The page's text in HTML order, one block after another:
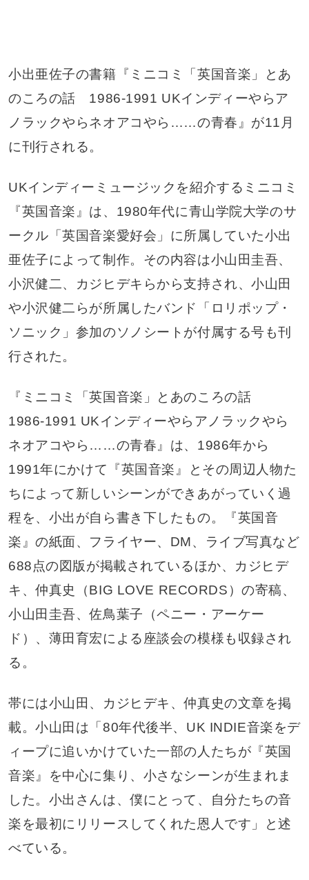
小出亜佐子の書籍『ミニコミ「英国音楽」とあ
のころの話 1986-1991 UKインディーやらア
ノラックやらネオアコやら……の青春』が11月
に刊行される。
UKインディーミュージックを紹介するミニコミ
『英国音楽』は、1980年代に青山学院大学のサ
ークル「英国音楽愛好会」に所属していた小出
亜佐子によって制作。その内容は小山田圭吾、
小沢健二、カジヒデキらから支持され、小山田
や小沢健二らが所属したバンド「ロリポップ・
ソニック」参加のソノシートが付属する号も刊
行された。
『ミニコミ「英国音楽」とあのころの話
1986-1991 UKインディーやらアノラックやら
ネオアコやら……の青春』は、1986年から
1991年にかけて『英国音楽』とその周辺人物た
ちによって新しいシーンができあがっていく過
程を、小出が自ら書き下したもの。『英国音
楽』の紙面、フライヤー、DM、ライブ写真など
688点の図版が掲載されているほか、カジヒデ
キ、仲真史（BIG LOVE RECORDS）の寄稿、
小山田圭吾、佐鳥葉子（ペニー・アーケー
ド）、薄田育宏による座談会の模様も収録され
る。
帯には小山田、カジヒデキ、仲真史の文章を掲
載。小山田は「80年代後半、UK INDIE音楽をデ
ィープに追いかけていた一部の人たちが『英国
音楽』を中心に集り、小さなシーンが生まれま
した。小出さんは、僕にとって、自分たちの音
楽を最初にリリースしてくれた恩人です」と述
べている。